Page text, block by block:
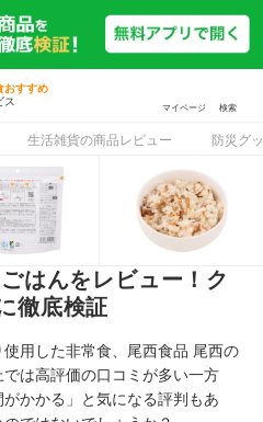
おすすめ
ス
マイページ 検索
生活雑貨の商品レビュー 防災グ
はんをレビュー！ク
徹底検証
用した非常食、尾西食品 尾西の
は高評価の口コミが多い一方
かかる」と気になる評判もあ